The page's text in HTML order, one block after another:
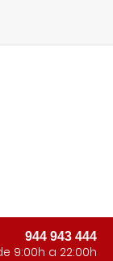
944 943 444
9:00h a 22:00h